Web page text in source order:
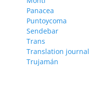
Panacea
Puntoycoma
Sendebar
Trans
Translation journal
Trujamán